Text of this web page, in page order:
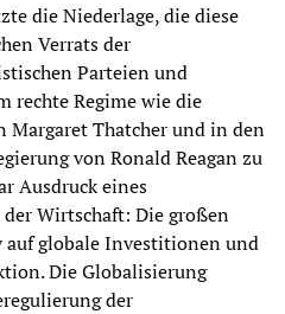
die Niederlage, die diese
Verrats der
Parteien und
rechte Regime wie die
Margaret Thatcher und in den
von Ronald Reagan zu
Ausdruck eines
Wirtschaft: Die großen
auf globale Investitionen und
Die Globalisierung
der